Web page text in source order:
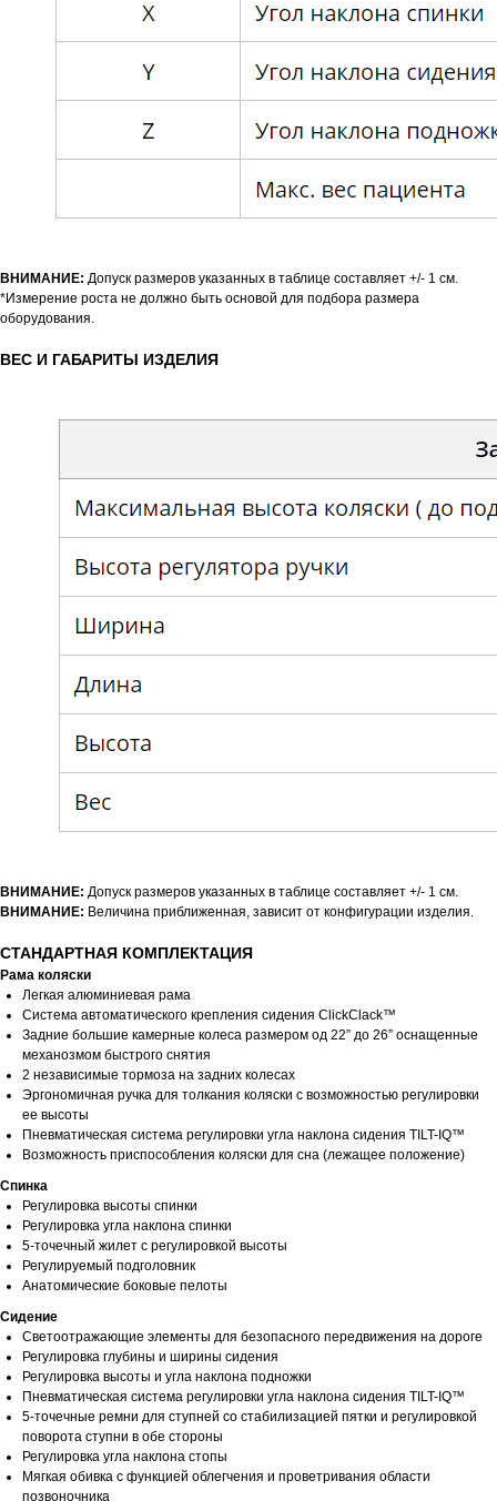
ВНИМАНИЕ: Допуск размеров указанных в таблице составляет +/- 1 см.
*Измерение роста не должно быть основой для подбора размера
оборудования.
ВЕС И ГАБАРИТЫ ИЗДЕЛИЯ
ВНИМАНИЕ: Допуск размеров указанных в таблице составляет +/- 1 см.
ВНИМАНИЕ: Величина приближенная, зависит от конфигурации изделия.
СТАНДАРТНАЯ КОМПЛЕКТАЦИЯ
Рама коляски
Легкая алюминиевая рама
Система автоматического крепления сидения ClickClack™
Задние большие камерные колеса размером од 22” до 26” оснащенные
механозмом быстрого снятия
2 независимые тормоза на задних колесах
Эргономичная ручка для толкания коляски с возможностью регулировки
ее высоты
Пневматическая система регулировки угла наклона сидения TILT-IQ™
Возможность приспособления коляски для сна (лежащее положение)
Спинка
Регулировка высоты спинки
Регулировка угла наклона спинки
5-точечный жилет с регулировкой высоты
Регулируемый подголовник
Анатомические боковые пелоты
Сидение
Светоотражающие элементы для безопасного передвижения на дороге
Регулировка глубины и ширины сидения
Регулировка высоты и угла наклона подножки
Пневматическая система регулировки угла наклона сидения TILT-IQ™
5-точечные ремни для ступней со стабилизацией пятки и регулировкой
поворота ступни в обе стороны
Регулировка угла наклона стопы
Мягкая обивка с функцией облегчения и проветривания области
позвоночника